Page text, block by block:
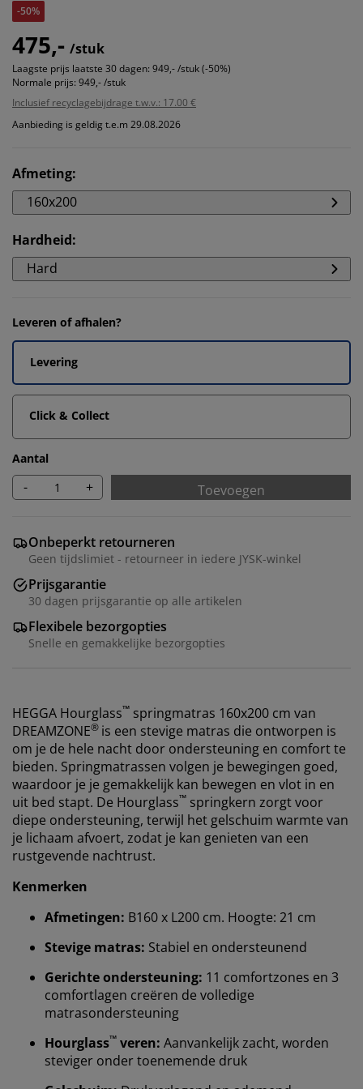
-50%
475,- /stuk
Laagste prijs laatste 30 dagen: 949,- /stuk (-50%)
Normale prijs: 949,- /stuk
Inclusief recyclagebijdrage t.w.v.: 17.00 €
Aanbieding is geldig t.e.m 29.08.2026
Afmeting:
160x200
Hardheid:
Hard
Leveren of afhalen?
Levering
Click & Collect
Aantal
- + Toevoegen
Onbeperkt retourneren
Geen tijdslimiet - retourneer in iedere JYSK-winkel
Prijsgarantie
30 dagen prijsgarantie op alle artikelen
Flexibele bezorgopties
Snelle en gemakkelijke bezorgopties
HEGGA Hourglass™ springmatras 160x200 cm van
DREAMZONE® is een stevige matras die ontworpen is
om je de hele nacht door ondersteuning en comfort te
bieden. Springmatrassen volgen je bewegingen goed,
waardoor je je gemakkelijk kan bewegen en vlot in en
uit bed stapt. De Hourglass™ springkern zorgt voor
diepe ondersteuning, terwijl het gelschuim warmte van
je lichaam afvoert, zodat je kan genieten van een
rustgevende nachtrust.
Kenmerken
Afmetingen: B160 x L200 cm. Hoogte: 21 cm
Stevige matras: Stabiel en ondersteunend
Gerichte ondersteuning: 11 comfortzones en 3
comfortlagen creëren de volledige
matrasondersteuning
Hourglass™ veren: Aanvankelijk zacht, worden
steviger onder toenemende druk